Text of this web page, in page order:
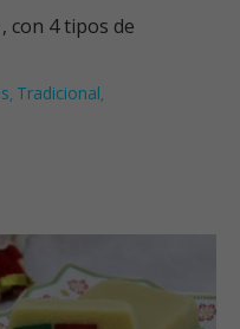
con 4 tipos de
, Tradicional,